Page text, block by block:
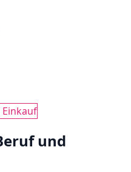
Einkauf
und